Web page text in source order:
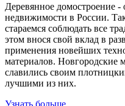
Деревянное домостроение -
недвижимости в России.
стараемся соблюдать все
этом внося свой вклад в
применения новейших
материалов. Новгородские
славились своим
лучшими из них.
Узнать больше